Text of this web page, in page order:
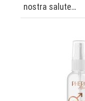
nostra salute…